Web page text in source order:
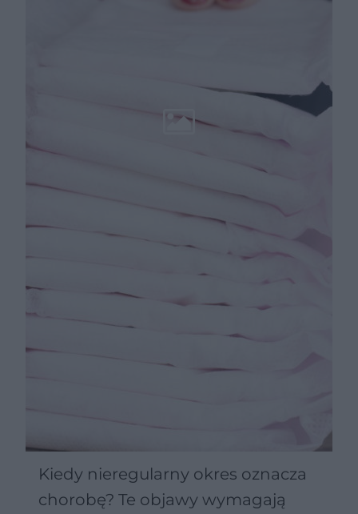
Kiedy nieregularny okres oznacza
chorobę? Te objawy wymagają